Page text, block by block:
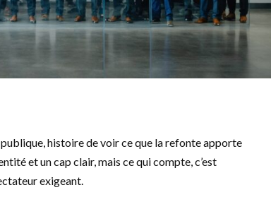
publique, histoire de voir ce que la refonte apporte
et un cap clair, mais ce qui compte, c’est
exigeant.